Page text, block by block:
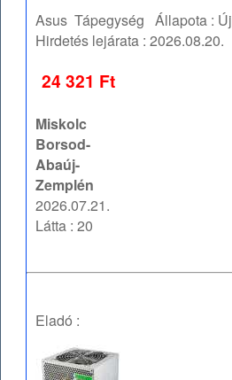
Asus Tápegység Állapota : Új
Hirdetés lejárata :2026.08.20.
24 321 Ft
Miskolc
Borsod-
Abaúj-
Zemplén
2026.07.21.
Látta : 20
Eladó :